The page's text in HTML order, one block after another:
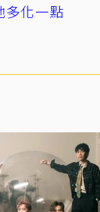
多化一點